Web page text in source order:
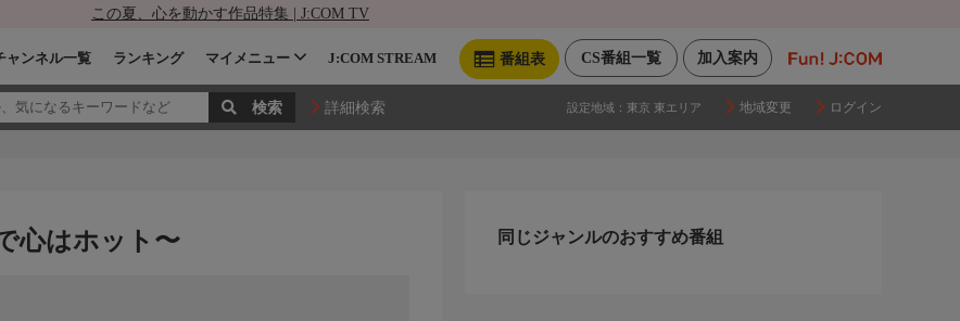
この夏、心を動かす作品特集 | J:COM TV
加入案内
CS番組一覧
番組表
ャンネル一覧 ランキング マイメニュー J:COM STREAM
詳細検索 設定地域： 東京 東エリア 地域変更 ログイン
心はホット〜 同じジャンルのおすすめ番組